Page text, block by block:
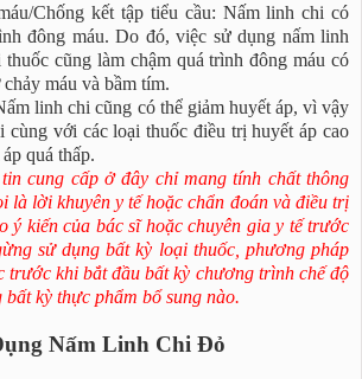
Chống kết tập tiểu cầu: Nấm linh chi có
đông máu. Do đó, việc sử dụng nấm linh
cũng làm chậm quá trình đông máu có
máu và bầm tím.
linh chi cũng có thể giảm huyết áp, vì vậy
cùng với các loại thuốc điều trị huyết áp cao
quá thấp.
cung cấp ở đây chỉ mang tính chất thông
là lời khuyên y tế hoặc chẩn đoán và điều trị
ý kiến của bác sĩ hoặc chuyên gia y tế trước
sử dụng bất kỳ loại thuốc, phương pháp
trước khi bắt đầu bất kỳ chương trình chế độ
kỳ thực phẩm bổ sung nào.
Nấm Linh Chi Đỏ